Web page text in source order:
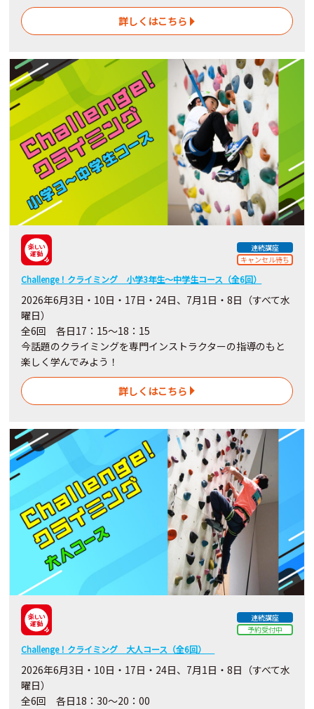
詳しくはこちら
連続講座
キャンセル待ち
Challenge！クライミング 小学3年生～中学生コース（全6回）
2026年6月3日・10日・17日・24日、7月1日・8日（すべて水
曜日）
全6回 各日17：15～18：15
今話題のクライミングを専門インストラクターの指導のもと
楽しく学んでみよう！
詳しくはこちら
連続講座
予約受付中
Challenge！クライミング 大人コース（全6回）
2026年6月3日・10日・17日・24日、7月1日・8日（すべて水
曜日）
全6回 各日18：30～20：00